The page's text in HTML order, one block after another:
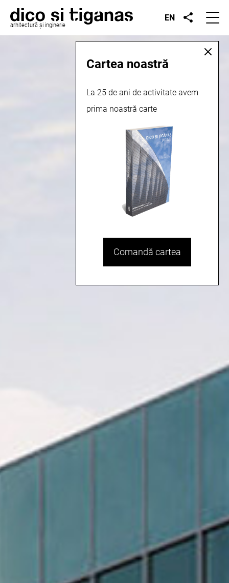
arhitectură și inginerie
EN
Cartea noastră
La 25 de ani de activitate avem
prima noastră carte
Comandă cartea